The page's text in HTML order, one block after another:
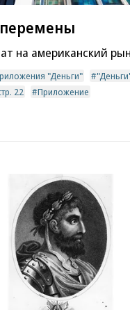
на американский
"Деньги"
22
Приложение